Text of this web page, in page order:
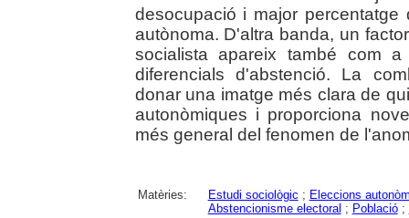
desocupació i major
autònoma. D'altra banda, un
socialista apareix també com
diferencials d'abstenció. La
donar una imatge més clara de
autonòmiques i proporciona
més general del fenomen de
Matèries: Estudi sociològic ; Eleccions
Abstencionisme electoral ; Població;